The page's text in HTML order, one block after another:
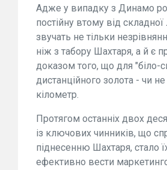
Адже у випадку з Динамо
постійну втому від складної
звучать не тільки
ніж з табору Шахтаря, а й є
доказом того, що для "біло-
дистанційного золота - чи
кілометр.
Протягом останніх двох
із ключових чинників, що
піднесенню Шахтаря, стало
ефективно вести